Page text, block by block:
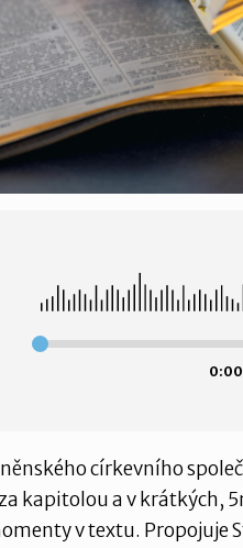
církevního
kapitolou a v krátkých,
v textu. Propojuje